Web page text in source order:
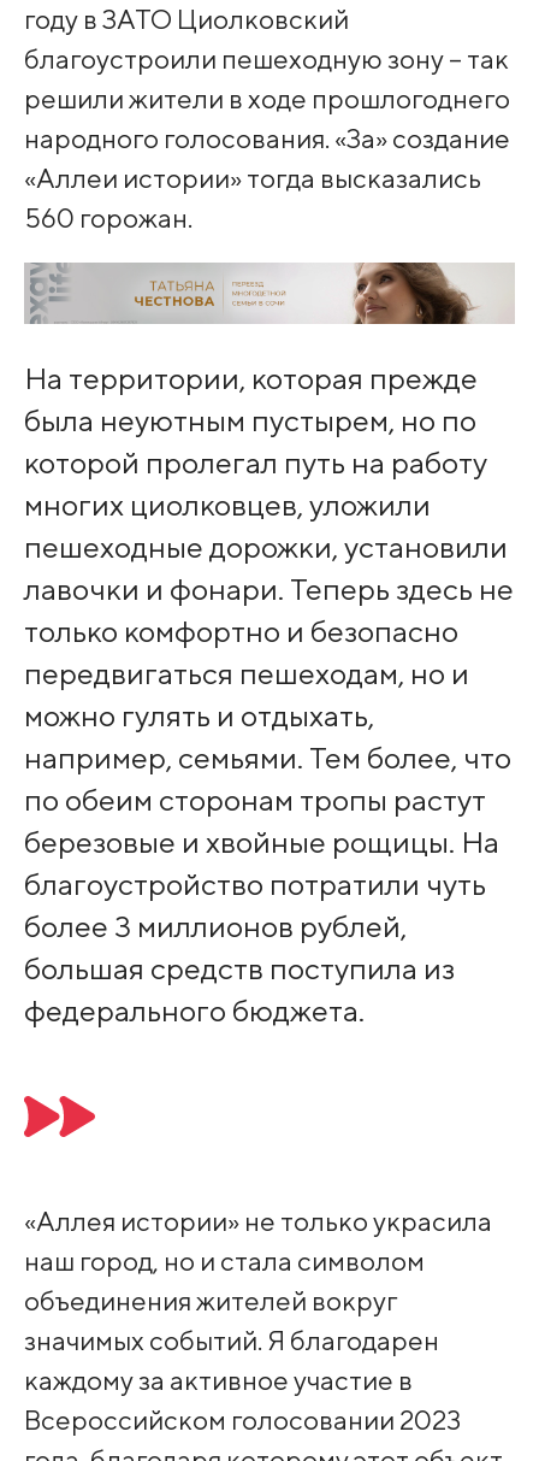
году в ЗАТО Циолковский
благоустроили пешеходную зону – так
решили жители в ходе прошлогоднего
народного голосования. «За» создание
«Аллеи истории» тогда высказались
560 горожан.
На территории, которая прежде
была неуютным пустырем, но по
которой пролегал путь на работу
многих циолковцев, уложили
пешеходные дорожки, установили
лавочки и фонари. Теперь здесь не
только комфортно и безопасно
передвигаться пешеходам, но и
можно гулять и отдыхать,
например, семьями. Тем более, что
по обеим сторонам тропы растут
березовые и хвойные рощицы. На
благоустройство потратили чуть
более 3 миллионов рублей,
большая средств поступила из
федерального бюджета.
«Аллея истории» не только украсила
наш город, но и стала символом
объединения жителей вокруг
значимых событий. Я благодарен
каждому за активное участие в
Всероссийском голосовании 2023